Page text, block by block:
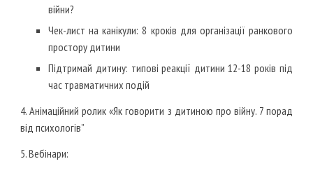
війни?
Чек-лист на канікули: 8 кроків для організації ранкового
простору дитини
Підтримай дитину: типові реакції дитини 12-18 років під
час травматичних подій
4. Анімаційний ролик «Як говорити з дитиною про війну. 7 порад
від психологів”
5. Вебінари: